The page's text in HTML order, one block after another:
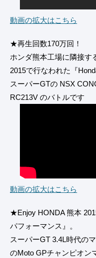
動画の拡大はこちら
★再生回数170万回！
ホンダ熊本工場に隣接す
2015で行なわれた『
スーパーGTの NSX
RC213V のバトルです
動画の拡大はこちら
★Enjoy HONDA 熊本
パフォーマンス』。
スーパーGT 3.4L時代の
のMoto GPチャンピオン